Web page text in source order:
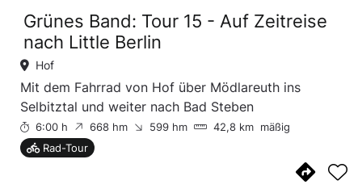
Grünes Band: Tour 15 - Auf Zeitreise
nach Little Berlin
Hof
Mit dem Fahrrad von Hof über Mödlareuth ins
Selbitztal und weiter nach Bad Steben
6:00 h 668 hm 599 hm 42,8 km mäßig
Rad-Tour